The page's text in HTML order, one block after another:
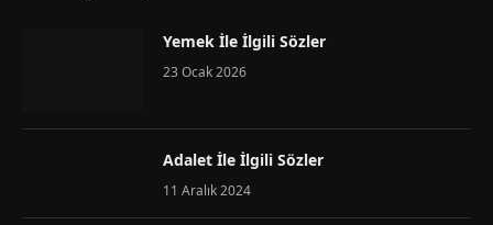
Yemek İle İlgili Sözler
23 Ocak 2026
Adalet İle İlgili Sözler
11 Aralık 2024